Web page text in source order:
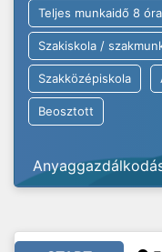
Teljes munkaidő 8 óra
Szakiskola /
Szakközépiskola
Beosztott